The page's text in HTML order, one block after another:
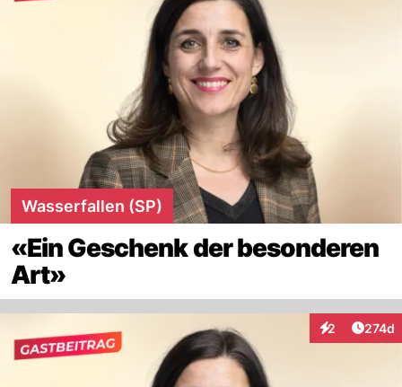
Wasserfallen (SP)
«Ein Geschenk der besonderen
Art»
2
Interaktionen
274d